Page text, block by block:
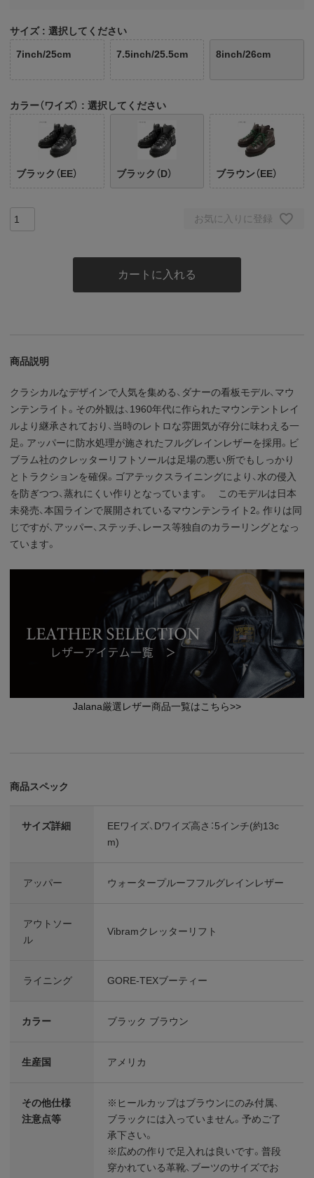
サイズ 選択してください
7inch/25cm 7.5inch/25.5cm 8inch/26cm
カラー（ワイズ） 選択してください
ブラック（EE） ブラック（D） ブラウン（EE）
お気に入りに登録
カートに入れる
商品説明
クラシカルなデザインで人気を集める、ダナーの看板モデル、マウ
ンテンライト。その外観は、1960年代に作られたマウンテントレイ
ルより継承されており、当時のレトロな雰囲気が存分に味わえる一
足。アッパーに防水処理が施されたフルグレインレザーを採用。ビ
ブラム社のクレッターリフトソールは足場の悪い所でもしっかり
とトラクションを確保。ゴアテックスライニングにより、水の侵入
を防ぎつつ、蒸れにくい作りとなっています。 このモデルは日本
未発売、本国ラインで展開されているマウンテンライト2。作りは同
じですが、アッパー、ステッチ、レース等独自のカラーリングとなっ
ています。
Jalana厳選レザー商品一覧はこちら>>
商品スペック
サイズ詳細
EEワイズ、Dワイズ高さ：5インチ(約13c
m)
アッパー ウォータープルーフフルグレインレザー
アウトソー
ル
Vibramクレッターリフト
ライニング GORE-TEXブーティー
カラー ブラック ブラウン
生産国 アメリカ
その他仕様
注意点等
※ヒールカップはブラウンにのみ付属、
ブラックには入っていません。予めご了
承下さい。
※広めの作りで足入れは良いです。普段
穿かれている革靴、ブーツのサイズでお